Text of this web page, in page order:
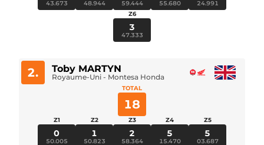
43.673 48.944 59.444 55.680
24.991
Z6
3
47.333
2. Toby MARTYN
Royaume-Uni - Montesa Honda
TOTAL
18
Z1
0
50.005
Z2
1
50.823
Z3
2
58.364
Z4
5
15.470
Z5
5
03.687